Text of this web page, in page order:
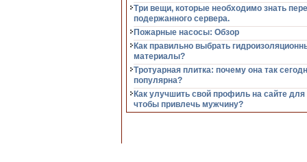
Три вещи, которые необходимо знать
подержанного сервера.
Пожарные насосы: Обзор
Как правильно выбрать
материалы?
Тротуарная плитка: почему она так
популярна?
Как улучшить свой профиль на сайте для
чтобы привлечь мужчину?